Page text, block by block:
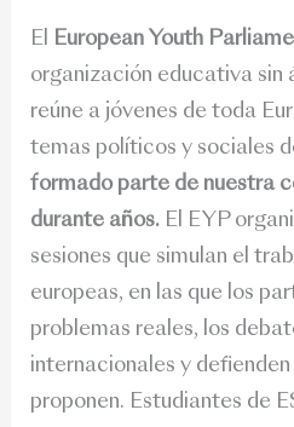
El European Youth
organización educativa sin
reúne a jóvenes de toda
temas políticos y sociales
formado parte de nuestra
durante años. El EYP
sesiones que simulan el
europeas, en las que los
problemas reales, los
internacionales y defienden
proponen. Estudiantes de